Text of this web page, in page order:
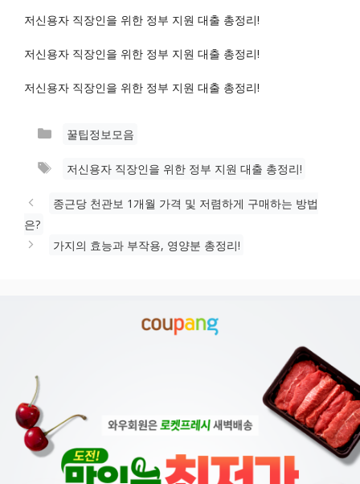
저신용자 직장인을 위한 정부 지원 대출 총정리!
저신용자 직장인을 위한 정부 지원 대출 총정리!
저신용자 직장인을 위한 정부 지원 대출 총정리!
카
고
꿀팁정보모음
태
저신용자 직장인을 위한 정부 지원 대출 총정리!
종근당 천관보 1개월 가격 및 저렴하게 구매하는 방법
은?
가지의 효능과 부작용, 영양분 총정리!